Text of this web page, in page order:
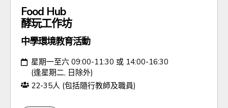
Food Hub
酵玩工作坊
中學環境教育活動
日期：
星期一至六 09:00-11:30 或 14:00-16:30
(逢星期二, 日除外)
人數：
22-35人 (包括隨行教師及職員)